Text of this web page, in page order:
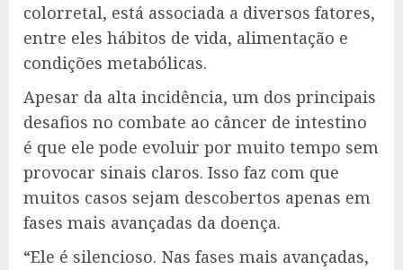
colorretal, está associada a diversos fatores,
entre eles hábitos de vida, alimentação e
condições metabólicas.
Apesar da alta incidência, um dos principais
desafios no combate ao câncer de intestino
é que ele pode evoluir por muito tempo sem
provocar sinais claros. Isso faz com que
muitos casos sejam descobertos apenas em
fases mais avançadas da doença.
“Ele é silencioso. Nas fases mais avançadas,